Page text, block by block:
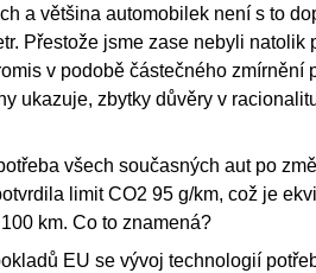
a většina automobilek není s to
Přestože jsme zase nebyli natolik
v podobě částečného zmírnění
ukazuje, zbytky důvěry v
všech současných aut po
limit CO2 95 g/km, což je
km. Co to znamená?
EU se vývoj technologií